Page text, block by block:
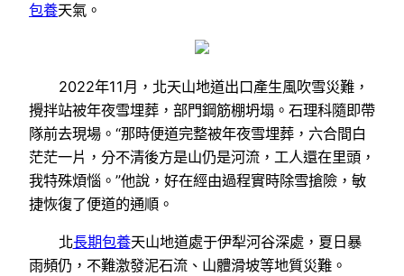
包養天氣。
2022年11月，北天山地道出口產生風吹雪災難，
攪拌站被年夜雪埋葬，部門鋼筋棚坍塌。石理科隨即帶
隊前去現場。“那時便道完整被年夜雪埋葬，六合間白
茫茫一片，分不清後方是山仍是河流，工人還在里頭，
我特殊煩惱。”他說，好在經由過程實時除雪搶險，敏
捷恢復了便道的通順。
北長期包養天山地道處于伊犁河谷深處，夏日暴
雨頻仍，不難激發泥石流、山體滑坡等地質災難。